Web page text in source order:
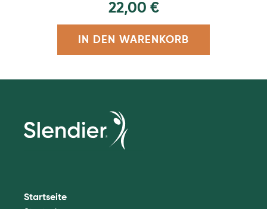
22,00 €
IN DEN WARENKORB
Startseite